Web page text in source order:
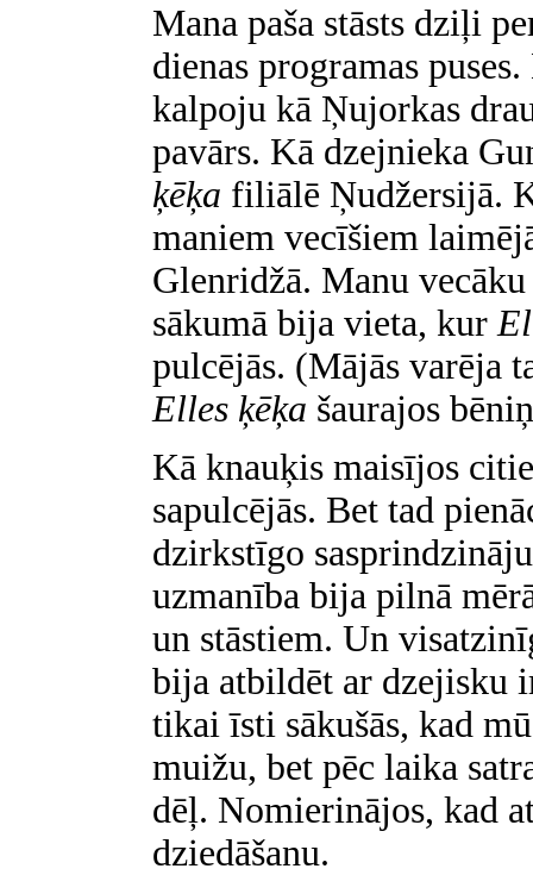
Mana paša stāsts dziļi
dienas programas
kalpoju kā Ņujorkas
pavārs. Kā dzejnieka
ķēķa filiālē Ņudžersijā.
maniem vecīšiem
Glenridžā. Manu
sākumā bija vieta, kur
pulcējās. (Mājās varēja
Elles ķēķa šaurajos
Kā knauķis maisījos
sapulcējās. Bet tad
dzirkstīgo
uzmanība bija pilnā
un stāstiem. Un
bija atbildēt ar dzejisku
tikai īsti sākušās, kad
muižu, bet pēc laika
dēļ. Nomierinājos, kad
dziedāšanu.